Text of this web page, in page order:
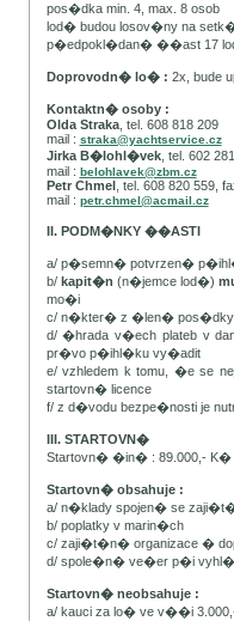
pos�dka min. 4, max. 8 osob
lod� budou losov�ny na
p�edpokl�dan� ��ast 17
Doprovodn� lo� : 2x, bude
Kontaktn� osoby :
Olda Straka, tel. 608 818 209
mail : straka@yachtservice.cz
Jirka B�lohl�vek, tel. 602
mail : belohlavek@zbm.cz
Petr Chmel, tel. 608 820 559,
mail : petr.chmel@acmail.cz
II. PODM�NKY ��ASTI
a/ p�semn� potvrzen�
b/ kapit�n (n�jemce lod�)
mo�i
c/ n�kter� z �len�
d/ �hrada v�ech plateb v
pr�vo p�ihl�ku vy�adit
e/ vzhledem k tomu, �e se
startovn� licence
f/ z d�vodu bezpe�nosti je
III. STARTOVN�
Startovn� �in� : 89.000,-
Startovn� obsahuje :
a/ n�klady spojen� se
b/ poplatky v marin�ch
c/ zaji�t�n� organizace �
d/ spole�n� ve�er p�i
Startovn� neobsahuje :
a/ kauci za lo� ve v��i